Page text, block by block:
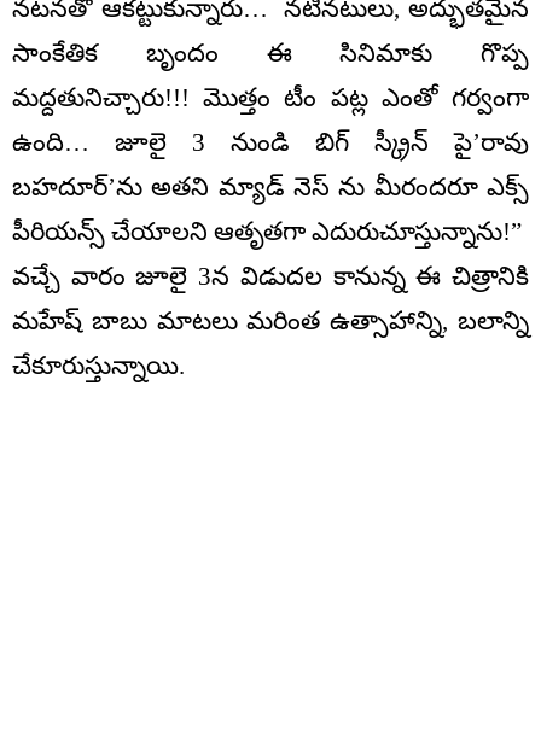
నటనతో ఆకట్టుకున్నారు… నటీనటులు, అద్భుతమైన
సాంకేతిక బృందం ఈ సినిమాకు గొప్ప
మద్దతునిచ్చారు!!! మొత్తం టీం పట్ల ఎంతో గర్వంగా
ఉంది… జూలై 3 నుండి బిగ్ స్క్రీన్ పై’రావు
బహదూర్’ను అతని మ్యాడ్ నెస్ ను మీరందరూ ఎక్స్
పీరియన్స్ చేయాలని ఆతృతగా ఎదురుచూస్తున్నాను!”
వచ్చే వారం జూలై 3న విడుదల కానున్న ఈ చిత్రానికి
మహేష్ బాబు మాటలు మరింత ఉత్సాహాన్ని, బలాన్ని
చేకూరుస్తున్నాయి.